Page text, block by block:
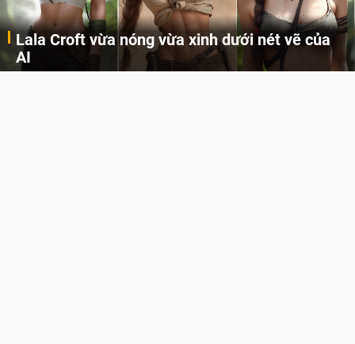
Lala Croft vừa nóng vừa xinh dưới nét vẽ của
AI